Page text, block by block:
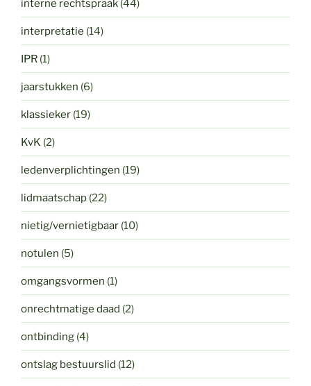
interne rechtspraak (44)
interpretatie (14)
IPR (1)
jaarstukken (6)
klassieker (19)
KvK (2)
ledenverplichtingen (19)
lidmaatschap (22)
nietig/vernietigbaar (10)
notulen (5)
omgangsvormen (1)
onrechtmatige daad (2)
ontbinding (4)
ontslag bestuurslid (12)